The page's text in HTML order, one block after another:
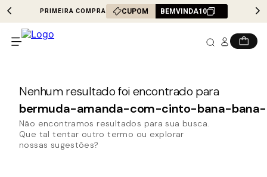
PRIMEIRA COMPRA CUPOM BEMVINDA10
bermuda-amanda-com-cinto-bana-
Não encontramos resultados para sua busca.
Que tal tentar outro termo ou explorar
nossas sugestões?